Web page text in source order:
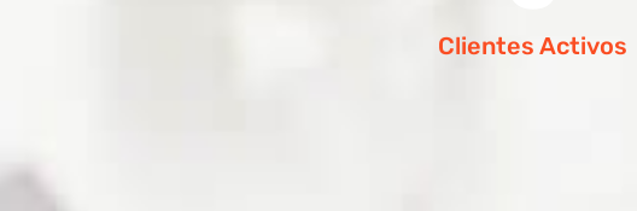
Clientes Activos